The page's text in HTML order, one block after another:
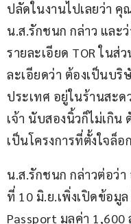
ปลัดในงานไปเลยว่า คุ
น.ส.รักชนก กล่าว และว่
รายละเอียด TOR ใน
ละเอียดว่า ต้องเป็นบ
ประเทศ อยู่ในร้านสะ
เจ้า นับสองนิ้วก็ไม่เกิน
เป็นโครงการที่ตั้งใจล็อ
น.ส.รักชนก กล่าวต่อว่า
ที่ 10 มิ.ย.เพิ่งเปิดข้อมู
Passport มูลค่า